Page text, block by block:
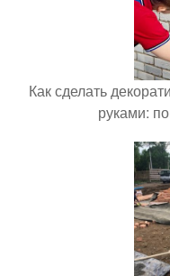
Как сделать
руками: